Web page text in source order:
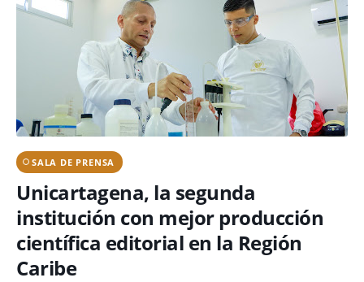
SALA DE PRENSA
Unicartagena, la segunda
institución con mejor producción
científica editorial en la Región
Caribe